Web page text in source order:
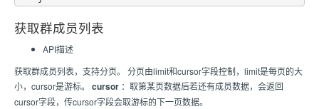
获取群成员列表
API描述
获取群成员列表，支持分页。 分页由limit和cursor字段控制，limit是每页的大
小，cursor是游标。 cursor ：取第某页数据后若还有成员数据，会返回
cursor字段，传cursor字段会取游标的下一页数据。